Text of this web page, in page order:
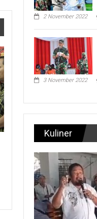
2 November 2022
3 November 2022
Kuliner